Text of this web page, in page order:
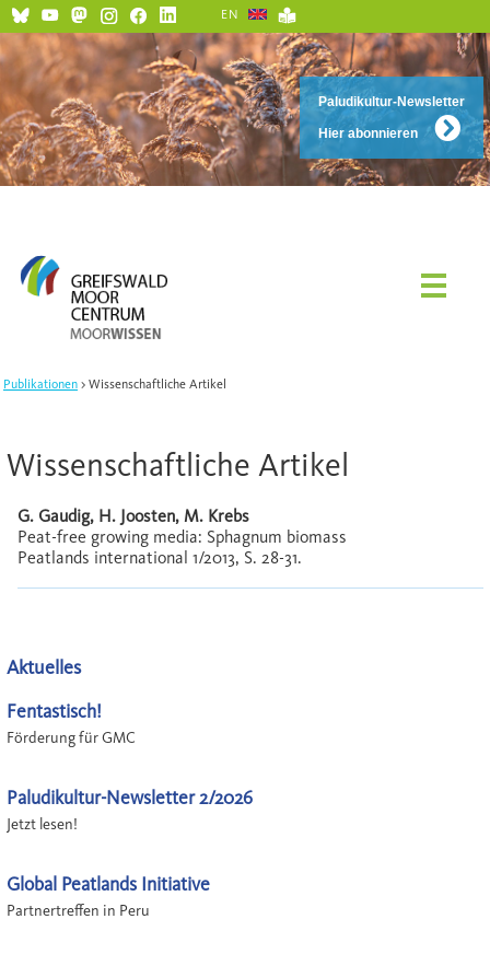
Paludikultur-Newsletter
Hier abonnieren
EN
Publikationen Wissenschaftliche Artikel
Wissenschaftliche Artikel
G. Gaudig, H. Joosten, M. Krebs
Peat-free growing media: Sphagnum biomass
Peatlands international 1/2013, S. 28-31.
Aktuelles
Fentastisch!
Förderung für GMC
Paludikultur-Newsletter 2/2026
Jetzt lesen!
Global Peatlands Initiative
Partnertreffen in Peru